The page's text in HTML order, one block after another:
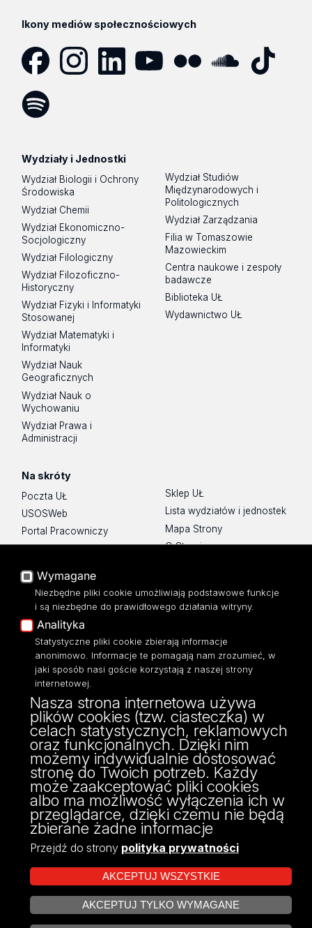
Ikony mediów społecznościowych
Wydziały i Jednostki
Wydział Biologii i Ochrony
Środowiska
Wydział Chemii
Wydział Ekonomiczno-
Socjologiczny
Wydział Filologiczny
Wydział Filozoficzno-
Historyczny
Wydział Fizyki i Informatyki
Stosowanej
Wydział Matematyki i
Informatyki
Wydział Nauk
Geograficznych
Wydział Nauk o
Wychowaniu
Wydział Prawa i
Administracji
Wydział Studiów
Międzynarodowych i
Politologicznych
Wydział Zarządzania
Filia w Tomaszowie
Mazowieckim
Centra naukowe i zespoły
badawcze
Biblioteka UŁ
Wydawnictwo UŁ
Na skróty
Poczta UŁ
USOSWeb
Portal Pracowniczy
Baza Aktów Własnych
Moodle
Eksperci UŁ
Polityka Prywatności
Dostępność
Sklep UŁ
Lista wydziałów i jednostek
Mapa Strony
O Stronie
ul. Narutowicza 68, 90-136 Łódź
NIP: 724 000 32 43
Adres do doręczeń elektronicznych (ADE):
AE:PL-74796-17640-IHHIV-17
KONTAKT
Projekt Multiportalu UŁ współfinansowany z funduszy Unii Europejskiej w
ramach konkursu NCBR
Wymagane
Niezbędne pliki cookie umożliwiają podstawowe funkcje
i są niezbędne do prawidłowego działania witryny.
Analityka
Statystyczne pliki cookie zbierają informacje
anonimowo. Informacje te pomagają nam zrozumieć, w
jaki sposób nasi goście korzystają z naszej strony
internetowej.
Nasza strona internetowa używa
plików cookies (tzw. ciasteczka) w
celach statystycznych, reklamowych
oraz funkcjonalnych. Dzięki nim
możemy indywidualnie dostosować
stronę do Twoich potrzeb. Każdy
może zaakceptować pliki cookies
albo ma możliwość wyłączenia ich w
przeglądarce, dzięki czemu nie będą
zbierane żadne informacje
Przejdź do strony polityka prywatności
AKCEPTUJ WSZYSTKIE
AKCEPTUJ TYLKO WYMAGANE
ZARZĄDZAJ COOKIES